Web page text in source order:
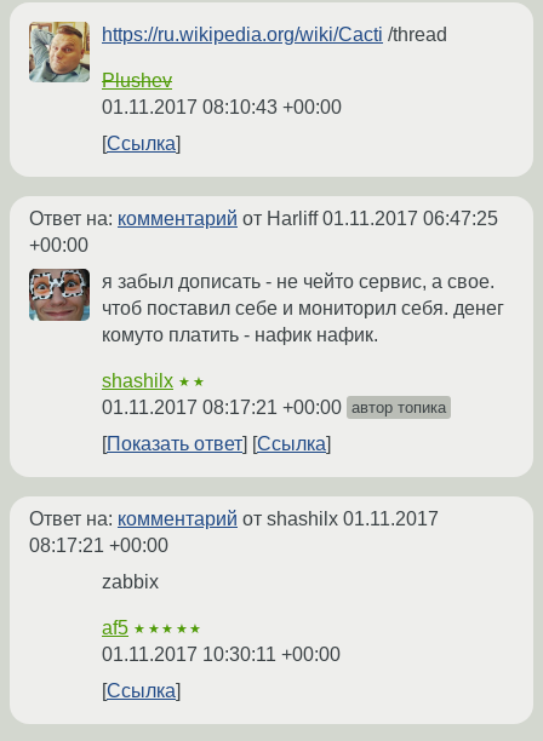
https://ru.wikipedia.org/wiki/Cacti /thread
Plushev
01.11.2017 08:10:43 +00:00
Ссылка
Ответ на: комментарий от Harliff01.11.2017 06:47:25
+00:00
я забыл дописать - не чейто сервис, а свое.
чтоб поставил себе и мониторил себя. денег
комуто платить - нафик нафик.
shashilx ★★
01.11.2017 08:17:21 +00:00 автор топика
Показать ответ Ссылка
Ответ на: комментарий от shashilx 01.11.2017
08:17:21 +00:00
zabbix
af5 ★★★★★
01.11.2017 10:30:11 +00:00
Ссылка